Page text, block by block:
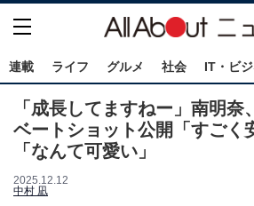
連載 ライフ グルメ 社会 IT・ビ
「成長してますねー」南明奈
ベートショット公開「すごく
「なんて可愛い」
2025.12.12
中村 凪